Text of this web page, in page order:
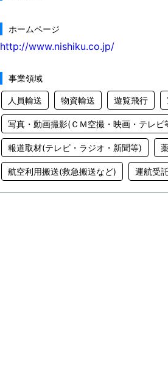
ホームページ
http://www.nishiku.co.jp/
事業領域
人員輸送 物資輸送 遊覧飛行
写真・動画撮影(ＣＭ空撮・映画・テレビ
報道取材(テレビ・ラジオ・新聞等)
航空利用搬送(救急搬送など) 運航受託